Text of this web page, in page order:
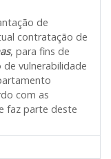
de
contratação de
, para fins de
vulnerabilidade
com as
faz parte deste